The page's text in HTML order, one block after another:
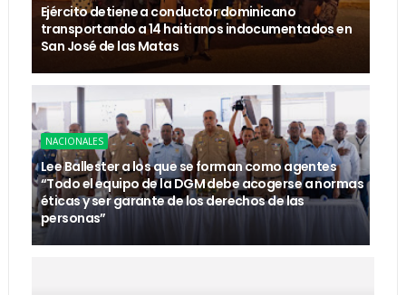
Ejército detiene a conductor dominicano
transportando a 14 haitianos indocumentados en
San José de las Matas
NACIONALES
Lee Ballester a los que se forman como agentes
“Todo el equipo de la DGM debe acogerse a normas
éticas y ser garante de los derechos de las
personas”